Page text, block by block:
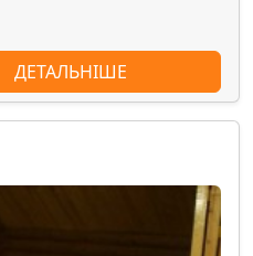
ДЕТАЛЬНІШЕ